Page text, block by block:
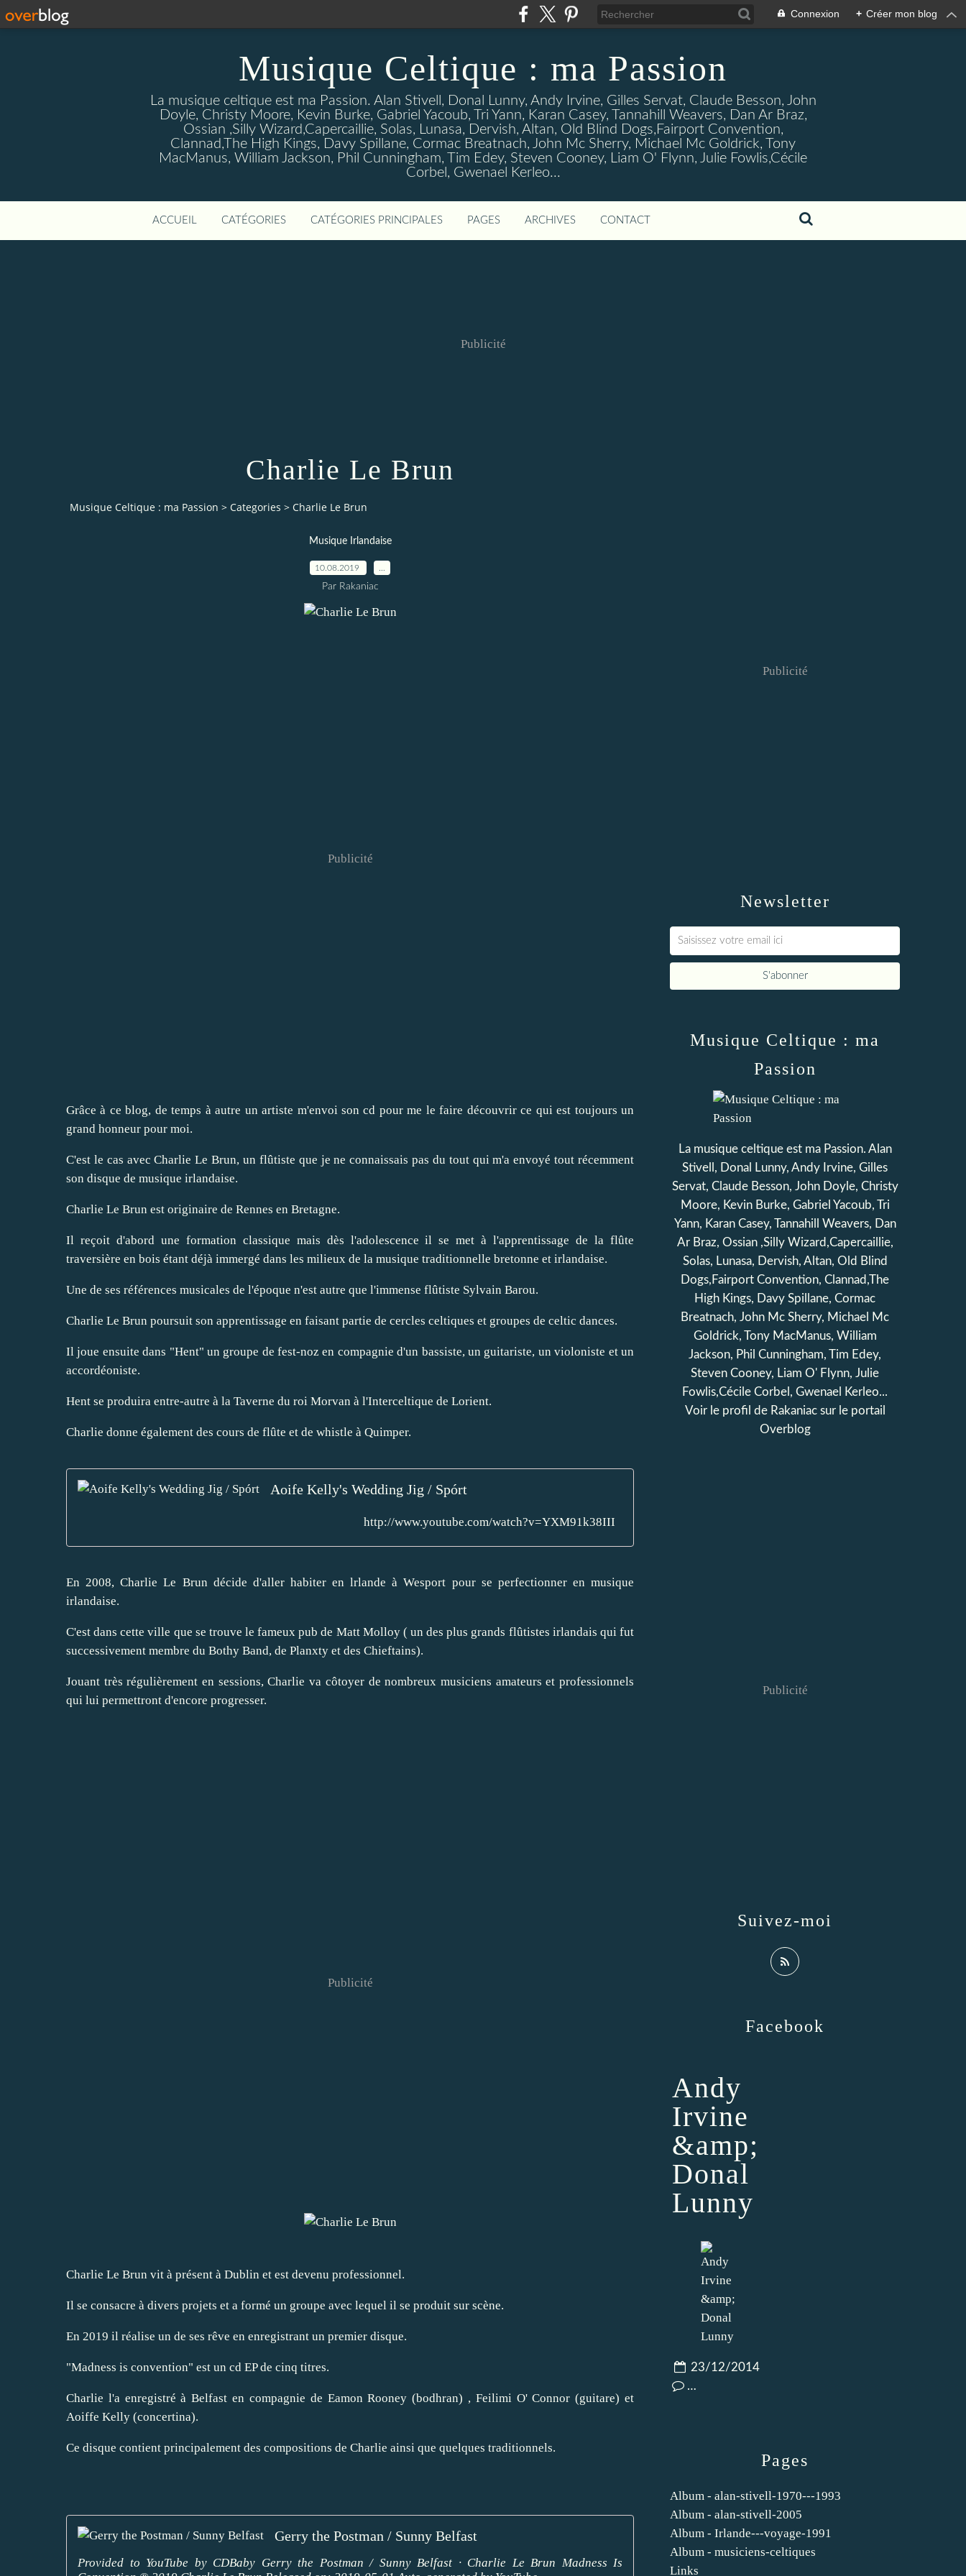
Connexion + Créer mon blog
Musique Celtique : ma Passion
La musique celtique est ma Passion. Alan Stivell, Donal Lunny, Andy Irvine, Gilles Servat, Claude Besson, John
Doyle, Christy Moore, Kevin Burke, Gabriel Yacoub, Tri Yann, Karan Casey, Tannahill Weavers, Dan Ar Braz,
Ossian ,Silly Wizard,Capercaillie, Solas, Lunasa, Dervish, Altan, Old Blind Dogs,Fairport Convention,
Clannad,The High Kings, Davy Spillane, Cormac Breatnach, John Mc Sherry, Michael Mc Goldrick, Tony
MacManus, William Jackson, Phil Cunningham, Tim Edey, Steven Cooney, Liam O' Flynn, Julie Fowlis,Cécile
Corbel, Gwenael Kerleo...
ACCUEIL CATÉGORIES CATÉGORIES PRINCIPALES PAGES ARCHIVES CONTACT
Publicité
Charlie Le Brun
Musique Celtique : ma Passion > Categories > Charlie Le Brun
Musique Irlandaise
10.08.2019
Par Rakaniac
Publicité
Grâce à ce blog, de temps à autre un artiste m'envoi son cd pour me le faire découvrir ce qui est toujours un
grand honneur pour moi.
C'est le cas avec Charlie Le Brun, un flûtiste que je ne connaissais pas du tout qui m'a envoyé tout récemment
son disque de musique irlandaise.
Charlie Le Brun est originaire de Rennes en Bretagne.
Il reçoit d'abord une formation classique mais dès l'adolescence il se met à l'apprentissage de la flûte
traversière en bois étant déjà immergé dans les milieux de la musique traditionnelle bretonne et irlandaise.
Une de ses références musicales de l'époque n'est autre que l'immense flûtiste Sylvain Barou.
Charlie Le Brun poursuit son apprentissage en faisant partie de cercles celtiques et groupes de celtic dances.
Il joue ensuite dans "Hent" un groupe de fest-noz en compagnie d'un bassiste, un guitariste, un violoniste et un
accordéoniste.
Hent se produira entre-autre à la Taverne du roi Morvan à l'Interceltique de Lorient.
Charlie donne également des cours de flûte et de whistle à Quimper.
Aoife Kelly's Wedding Jig / Spórt
http://www.youtube.com/watch?v=YXM91k38III
En 2008, Charlie Le Brun décide d'aller habiter en lrlande à Wesport pour se perfectionner en musique
irlandaise.
C'est dans cette ville que se trouve le fameux pub de Matt Molloy ( un des plus grands flûtistes irlandais qui fut
successivement membre du Bothy Band, de Planxty et des Chieftains).
Jouant très régulièrement en sessions, Charlie va côtoyer de nombreux musiciens amateurs et professionnels
qui lui permettront d'encore progresser.
Publicité
Charlie Le Brun vit à présent à Dublin et est devenu professionnel.
Il se consacre à divers projets et a formé un groupe avec lequel il se produit sur scène.
En 2019 il réalise un de ses rêve en enregistrant un premier disque.
"Madness is convention" est un cd EP de cinq titres.
Charlie l'a enregistré à Belfast en compagnie de Eamon Rooney (bodhran) , Feilimi O' Connor (guitare) et
Aoiffe Kelly (concertina).
Ce disque contient principalement des compositions de Charlie ainsi que quelques traditionnels.
Gerry the Postman / Sunny Belfast
Provided to YouTube by CDBaby Gerry the Postman / Sunny Belfast · Charlie Le Brun Madness Is
Newsletter
Publicité
Pages
Album - alan-stivell-1970---1993
Album - alan-stivell-2005
Album - Irlande---voyage-1991
Album - musiciens-celtiques
Links
Musique Celtique : ma
Passion
La musique celtique est ma Passion. Alan
Stivell, Donal Lunny, Andy Irvine, Gilles
Servat, Claude Besson, John Doyle, Christy
Moore, Kevin Burke, Gabriel Yacoub, Tri
Yann, Karan Casey, Tannahill Weavers, Dan
Ar Braz, Ossian ,Silly Wizard,Capercaillie,
Solas, Lunasa, Dervish, Altan, Old Blind
Dogs,Fairport Convention, Clannad,The
High Kings, Davy Spillane, Cormac
Breatnach, John Mc Sherry, Michael Mc
Goldrick, Tony MacManus, William
Jackson, Phil Cunningham, Tim Edey,
Steven Cooney, Liam O' Flynn, Julie
Fowlis,Cécile Corbel, Gwenael Kerleo...
Voir le profil de Rakaniacsur le portail
Overblog
Suivez-moi
Facebook
Andy
Irvine
&amp;
Donal
Lunny
23/12/2014
…
Publicité